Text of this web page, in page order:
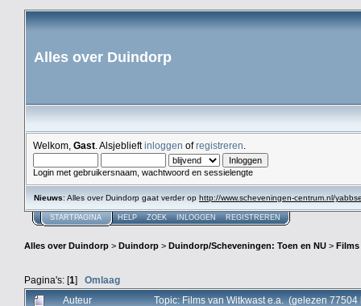
Alles over Duindorp
Welkom, Gast . Alsjeblieftinloggen ofregistreren
Login met gebruikersnaam, wachtwoord en sessielengte
Nieuws: Alles over Duindorp gaat verder op http://www.scheveningen-centrum.nl/
STARTPAGINA HELP ZOEK INLOGGEN REGISTREREN
Alles over Duindorp > Duindorp > Duindorp/Scheveningen: Toen en NU >
Pagina's: [1] Omlaag
Auteur
Topic: Films van Witkwast e.a. (gelezen 77504